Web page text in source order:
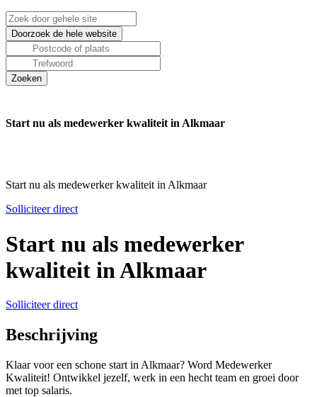
Start nu als medewerker kwaliteit in Alkmaar
Start nu als medewerker kwaliteit in Alkmaar
Solliciteer direct
Start nu als medewerker
kwaliteit in Alkmaar
Solliciteer direct
Beschrijving
Klaar voor een schone start in Alkmaar? Word Medewerker
Kwaliteit! Ontwikkel jezelf, werk in een hecht team en groei door
met top salaris.